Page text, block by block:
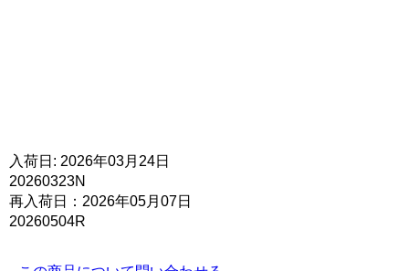
入荷日: 2026年03月24日
20260323N
再入荷日：2026年05月07日
20260504R